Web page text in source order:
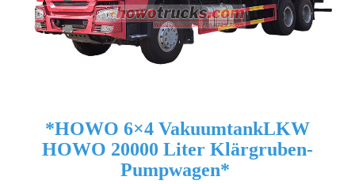
*HOWO 6×4 VakuumtankLKW
HOWO 20000 Liter Klärgruben-
Pumpwagen*